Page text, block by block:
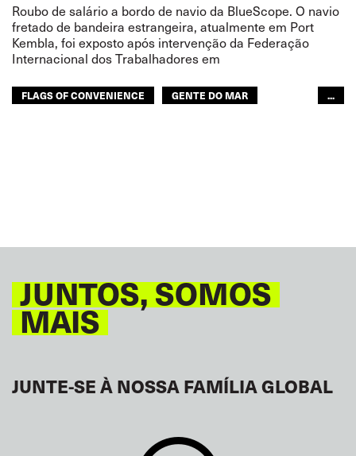
Roubo de salário a bordo de navio da BlueScope. O navio
fretado de bandeira estrangeira, atualmente em Port
Kembla, foi exposto após intervenção da Federação
Internacional dos Trabalhadores em
FLAGS OF CONVENIENCE
GENTE DO MAR
...
JUNTOS, SOMOS
MAIS
JUNTE-SE À NOSSA FAMÍLIA GLOBAL